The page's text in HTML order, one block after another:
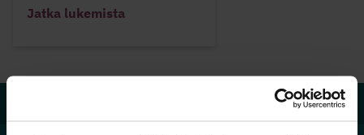
Jatka lukemista
Velkalinja 0800 9 8009